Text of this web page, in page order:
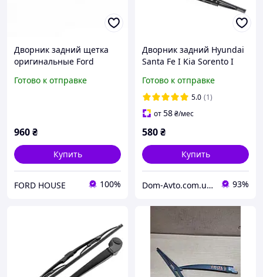
Дворник задний щетка
оригинальные Ford
MOTORCRAFT (WW1108,
Готово к отправке
960₴
Купить
FORD HOUSE 100%
Дворник задний Hyundai
Santa Fe I Kia Sorento I
Готово к отправке
5.0 (1)
от58₴/мес
580₴
Купить
Dom-Avto.com.ua - Запчастини та аксесуари за вигідною ціною 93%